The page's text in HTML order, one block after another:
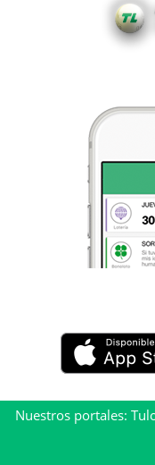
Nuestros portales: